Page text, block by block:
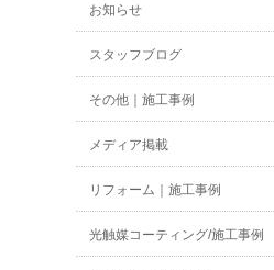
お知らせ
スタッフブログ
その他｜施工事例
メディア掲載
リフォーム｜施工事例
光触媒コーティング/施工事例